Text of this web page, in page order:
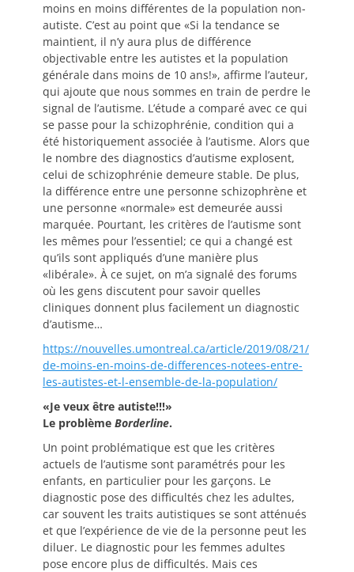
moins en moins différentes de la population non-
autiste. C’est au point que «Si la tendance se
maintient, il n’y aura plus de différence
objectivable entre les autistes et la population
générale dans moins de 10 ans!», affirme l’auteur,
qui ajoute que nous sommes en train de perdre le
signal de l’autisme. L’étude a comparé avec ce qui
se passe pour la schizophrénie, condition qui a
été historiquement associée à l’autisme. Alors que
le nombre des diagnostics d’autisme explosent,
celui de schizophrénie demeure stable. De plus,
la différence entre une personne schizophrène et
une personne «normale» est demeurée aussi
marquée. Pourtant, les critères de l’autisme sont
les mêmes pour l’essentiel; ce qui a changé est
qu’ils sont appliqués d’une manière plus
«libérale». À ce sujet, on m’a signalé des forums
où les gens discutent pour savoir quelles
cliniques donnent plus facilement un diagnostic
d’autisme…
https://nouvelles.umontreal.ca/article/2019/08/21/
de-moins-en-moins-de-differences-notees-entre-
les-autistes-et-l-ensemble-de-la-population/
«Je veux être autiste!!!»
Le problème Borderline.
Un point problématique est que les critères
actuels de l’autisme sont paramétrés pour les
enfants, en particulier pour les garçons. Le
diagnostic pose des difficultés chez les adultes,
car souvent les traits autistiques se sont atténués
et que l’expérience de vie de la personne peut les
diluer. Le diagnostic pour les femmes adultes
pose encore plus de difficultés. Mais ces